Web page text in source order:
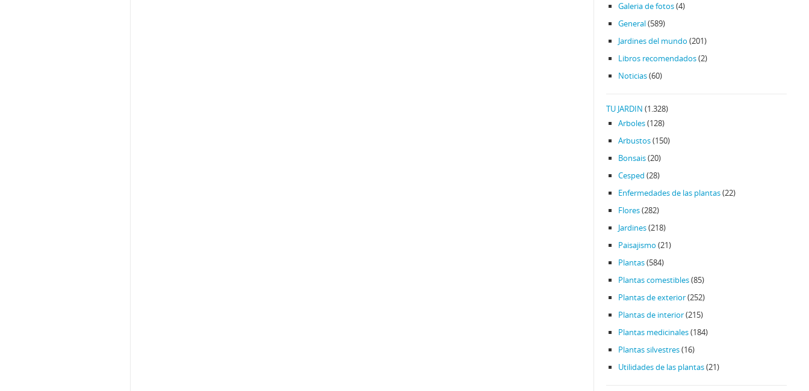
Galeria de fotos(4)
General(589)
Jardines del mundo (201)
Libros recomendados(2)
Noticias(60)
TU JARDIN (1.328)
Arboles(128)
Arbustos(150)
Bonsais(20)
Cesped (28)
Enfermedades de las plantas(22)
Flores(282)
Jardines(218)
Paisajismo (21)
Plantas(584)
Plantas comestibles(85)
Plantas de exterior(252)
Plantas de interior(215)
Plantas medicinales(184)
Plantas silvestres(16)
Utilidades de las plantas(21)